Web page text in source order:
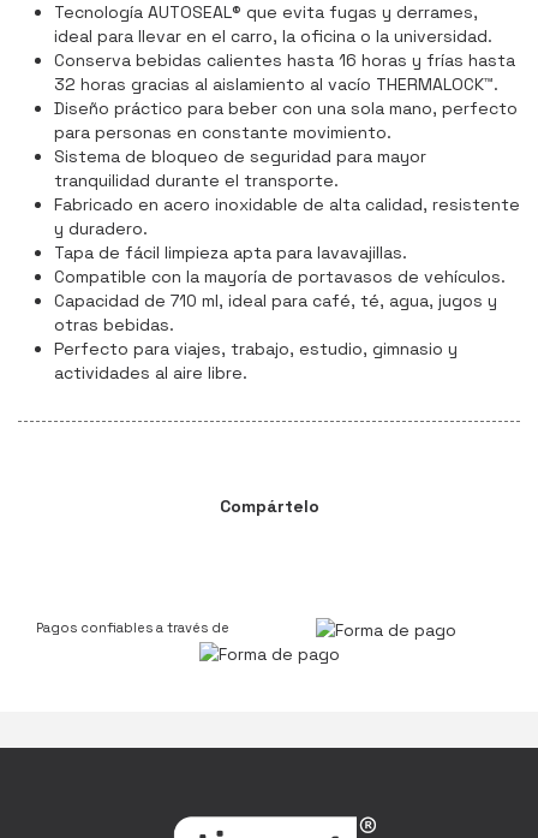
Tecnología AUTOSEAL® que evita fugas y derrames,
ideal para llevar en el carro, la oficina o la universidad.
Conserva bebidas calientes hasta 16 horas y frías hasta
32 horas gracias al aislamiento al vacío THERMALOCK™.
Diseño práctico para beber con una sola mano, perfecto
para personas en constante movimiento.
Sistema de bloqueo de seguridad para mayor
tranquilidad durante el transporte.
Fabricado en acero inoxidable de alta calidad, resistente
y duradero.
Tapa de fácil limpieza apta para lavavajillas.
Compatible con la mayoría de portavasos de vehículos.
Capacidad de 710 ml, ideal para café, té, agua, jugos y
otras bebidas.
Perfecto para viajes, trabajo, estudio, gimnasio y
actividades al aire libre.
Compártelo
Pagos confiables a través de